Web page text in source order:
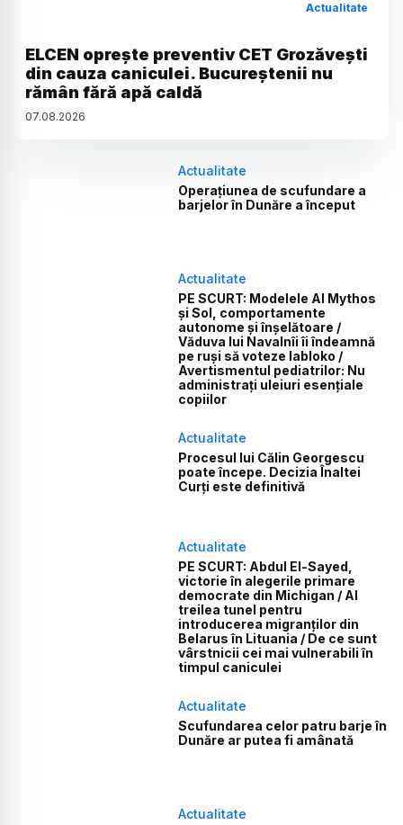
Actualitate
ELCEN oprește preventiv CET Grozăvești
din cauza caniculei. Bucureștenii nu
rămân fără apă caldă
07.08.2026
Actualitate
Operațiunea de scufundare a
barjelor în Dunăre a început
Actualitate
PE SCURT: Modelele AI Mythos
și Sol, comportamente
autonome și înșelătoare /
Văduva lui Navalnîi îi îndeamnă
pe ruși să voteze Iabloko /
Avertismentul pediatrilor: Nu
administrați uleiuri esențiale
copiilor
Actualitate
Procesul lui Călin Georgescu
poate începe. Decizia Înaltei
Curți este definitivă
Actualitate
PE SCURT: Abdul El-Sayed,
victorie în alegerile primare
democrate din Michigan / Al
treilea tunel pentru
introducerea migranților din
Belarus în Lituania / De ce sunt
vârstnicii cei mai vulnerabili în
timpul caniculei
Actualitate
Scufundarea celor patru barje în
Dunăre ar putea fi amânată
Actualitate